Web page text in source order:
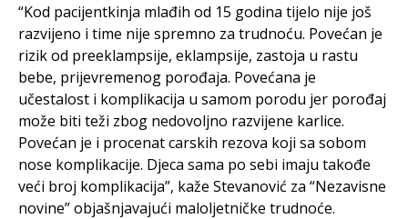
“Kod pacijentkinja mlađih od 15 godina tijelo nije još
razvijeno i time nije spremno za trudnoću. Povećan je
rizik od preeklampsije, eklampsije, zastoja u rastu
bebe, prijevremenog porođaja. Povećana je
učestalost i komplikacija u samom porodu jer porođaj
može biti teži zbog nedovoljno razvijene karlice.
Povećan je i procenat carskih rezova koji sa sobom
nose komplikacije. Djeca sama po sebi imaju takođe
veći broj komplikacija”, kaže Stevanović za “Nezavisne
novine” objašnjavajući maloljetničke trudnoće.